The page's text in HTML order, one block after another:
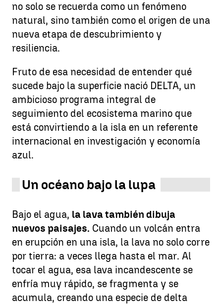
no solo se recuerda como un fenómeno
natural, sino también como el origen de una
nueva etapa de descubrimiento y
resiliencia.
Fruto de esa necesidad de entender qué
sucede bajo la superficie nació DELTA, un
ambicioso programa integral de
seguimiento del ecosistema marino que
está convirtiendo a la isla en un referente
internacional en investigación y economía
azul.
Un océano bajo la lupa
Bajo el agua, la lava también dibuja
nuevos paisajes. Cuando un volcán entra
en erupción en una isla, la lava no solo corre
por tierra: a veces llega hasta el mar. Al
tocar el agua, esa lava incandescente se
enfría muy rápido, se fragmenta y se
acumula, creando una especie de delta